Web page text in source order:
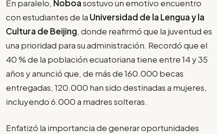
En paralelo, Noboasostuvo un emotivo encuentro
con estudiantes de la Universidad de la Lengua y la
Cultura de Beijing, donde reafirmó que la juventud es
una prioridad para su administración. Recordó que el
40 % de la población ecuatoriana tiene entre 14 y 35
años y anunció que, de más de 160.000 becas
entregadas, 120.000 han sido destinadas a mujeres,
incluyendo 6.000 a madres solteras.
Enfatizó la importancia de generar oportunidades